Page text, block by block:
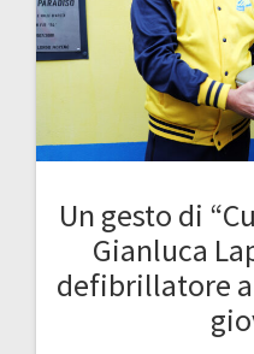
Un gesto di
Gianluca
defibrillatore